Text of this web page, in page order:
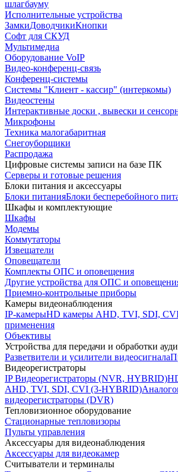
шлагбауму
Исполнительные устройства
ЗамкиДоводчикиКнопки
Софт для СКУД
Мультимедиа
Оборудование VoIP
Видео-конференц-связь
Конференц-системы
Системы "Клиент - кассир" (интеркомы)
Видеостены
Интерактивные доски , вывески и
Микрофоны
Техника малогабаритная
Снегоуборщики
Распродажа
Цифровые системы записи на базе ПК
Серверы и готовые решения
Блоки питания и аксессуары
Блоки питанияБлоки бесперебойного
Шкафы и комплектующие
Шкафы
Модемы
Коммутаторы
Извещатели
Оповещатели
Комплекты ОПС и оповещения
Другие устройства для ОПС и
Приемно-контрольные приборы
Камеры видеонаблюдения
IP-камерыHD камеры AHD, TVI, SDI,
применения
Объективы
Устройства для передачи и обработки
Разветвители и усилители видеосигнала
Видеорегистраторы
IP Видеорегистраторы (NVR, HYBRID)
AHD, TVI, SDI, CVI (3-HYBRID)
видеорегистраторы (DVR)
Тепловизионное оборудование
Стационарные тепловизоры
Пульты управления
Аксессуары для видеонаблюдения
Аксессуары для видеокамер
Считыватели и терминалы